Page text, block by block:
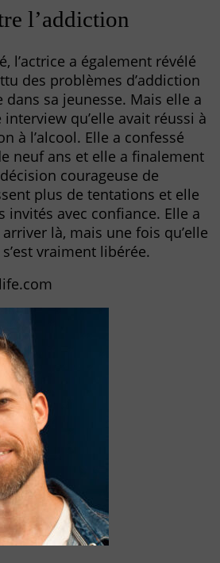
l’addiction
l’actrice a également révélé
des problèmes d’addiction
sa jeunesse. Mais elle a
qu’elle avait réussi à
à l’alcool. Elle a confessé
neuf ans et elle a finalement
courageuse de
plus de tentations et elle
invités avec confiance. Elle a
là, mais une fois qu’elle
vraiment libérée.